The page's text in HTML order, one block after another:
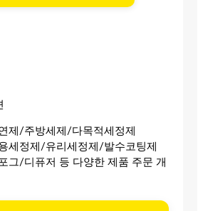
제/주방세제/다목적세정제
세정제/유리세정제/발수코팅제
그/디퓨저 등 다양한 제품 주문 개